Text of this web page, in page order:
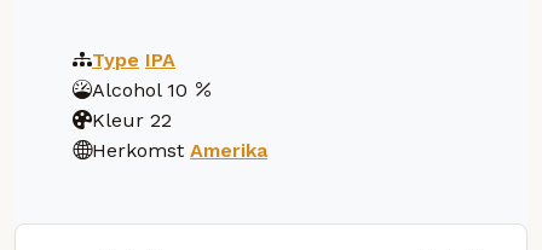
Type IPA
Alcohol 10
Kleur 22
Herkomst Amerika